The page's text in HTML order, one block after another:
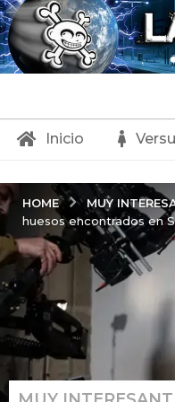
Inicio
HOME MUY
huesos encontrados en